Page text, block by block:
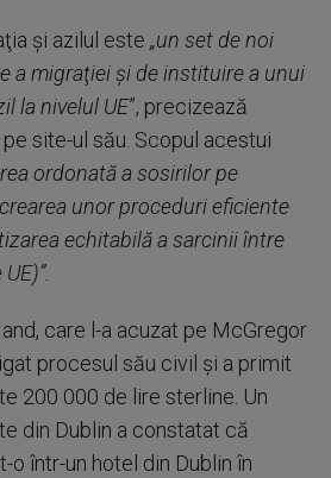
şi azilul este „un set de noi
a migraţiei şi de instituire a unui
la nivelul UE”, precizează
site-ul său. Scopul acestui
ordonată a sosirilor pe
unor proceduri eficiente
echitabilă a sarcinii între
care l-a acuzat pe McGregor
procesul său civil şi a primit
200 000 de lire sterline. Un
din Dublin a constatat că
o într-un hotel din Dublin în